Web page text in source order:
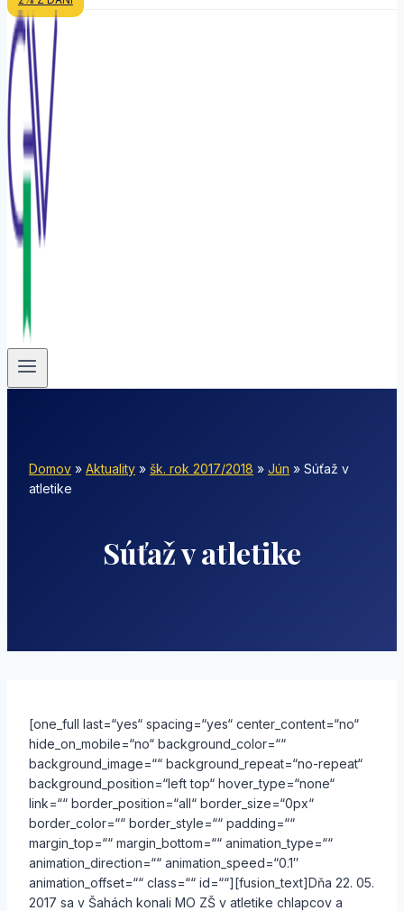
Domov » Aktuality » šk. rok 2017/2018 » Jún » Súťaž v
atletike
Súťaž v atletike
[one_full last=“yes“ spacing=“yes“ center_content=“no“
hide_on_mobile=“no“ background_color=““
background_image=““ background_repeat=“no-repeat“
background_position=“left top“ hover_type=“none“
link=““ border_position=“all“ border_size=“0px“
border_color=““ border_style=““ padding=““
margin_top=““ margin_bottom=““ animation_type=““
animation_direction=““ animation_speed=“0.1″
animation_offset=““ class=““ id=““][fusion_text]Dňa 22. 05.
2017 sa v Šahách konali MO ZŠ v atletike chlapcov a